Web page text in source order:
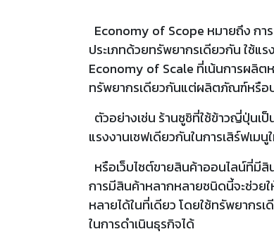
Economy of Scope หมายถึง ก
ประเภทด้วยทรัพยากรเดียวกัน ใช้แ
Economy of Scale ที่เน้นการผลิต
ทรัพยากรเดียวกันแต่ผลิตภัณฑ์หรือ
ตัวอย่างเช่น ร้านซูชิที่ใช้ข้าวญี่ปุ่นเ
แรงงานเชฟเดียวกันในการเสิร์ฟเมนู
หรือเว็บไซต์ขายสินค้าออนไลน์ที่มีสิน
การมีสินค้าหลากหลายชนิดนี้จะช่วย
หลายได้ในที่เดียว โดยใช้ทรัพยากร
ในการดำเนินธุรกิจได้